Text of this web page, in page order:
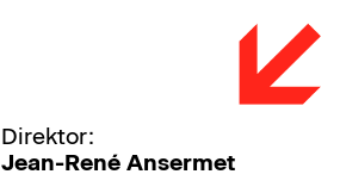
Direktor:
Jean-René Ansermet